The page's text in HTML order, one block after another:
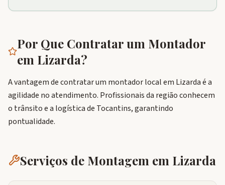
Por Que Contratar um Montador
em Lizarda?
A vantagem de contratar um montador local em Lizarda é a
agilidade no atendimento. Profissionais da região conhecem
o trânsito e a logística de Tocantins, garantindo
pontualidade.
Serviços de Montagem em Lizarda